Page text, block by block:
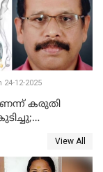
24-12-2025
കരുതി
View All